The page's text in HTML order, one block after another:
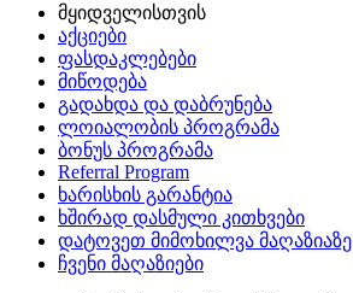
მყიდველისთვის
აქციები
ფასდაკლებები
მიწოდება
გადახდა და დაბრუნება
ლოიალობის პროგრამა
ბონუს პროგრამა
Referral Program
ხარისხის გარანტია
ხშირად დასმული კითხვები
დატოვეთ მიმოხილვა მაღაზიაზე
ჩვენი მაღაზიები